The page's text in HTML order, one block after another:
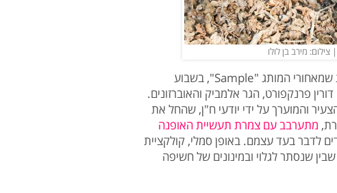
במורד החודש הבא יציגו נופר מכלוף ועינב זיני, האחיות שמאחורי המותג "Sample", בשבוע
פרנקפורט, הגר אלמביק והאוברזונים.
והמוערך על ידי יודעי ח"ן, שהחל את
מתערבב עם צמרת תעשיית האופנה
לדבר בעד עצמם. באופן סמלי, קולקציית
שבין שנסתר לגלוי ובמינונים של חשיפה